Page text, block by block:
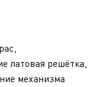
латовая решётка,
механизма